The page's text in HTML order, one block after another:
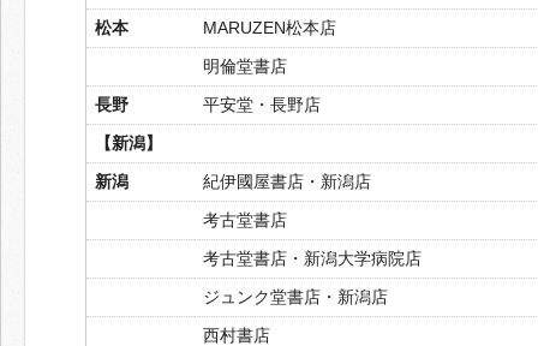
松本
MARUZEN松本店
明倫堂書店
長野
平安堂・長野店
【新潟】
新潟
紀伊國屋書店・新潟店
考古堂書店
考古堂書店・新潟大学病院店
ジュンク堂書店・新潟店
西村書店